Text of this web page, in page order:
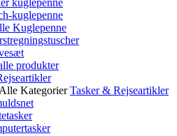
kuglepenne
kuglepenne
Kuglepenne
produkter
Kategorier Tasker & Rejseartikler